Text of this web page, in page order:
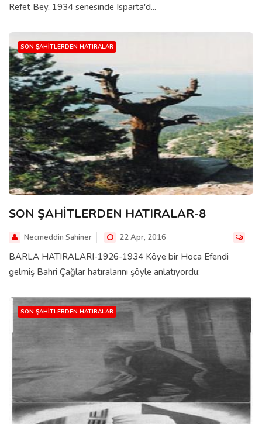
Refet Bey, 1934 senesinde Isparta'd...
SON ŞAHITLERDEN HATIRALAR
SON ŞAHİTLERDEN HATIRALAR-8
Necmeddin Sahiner 22 Apr, 2016
BARLA HATIRALARI-1926-1934 Köye bir Hoca Efendi
gelmiş Bahri Çağlar hatıralarını şöyle anlatıyordu:
SON ŞAHITLERDEN HATIRALAR